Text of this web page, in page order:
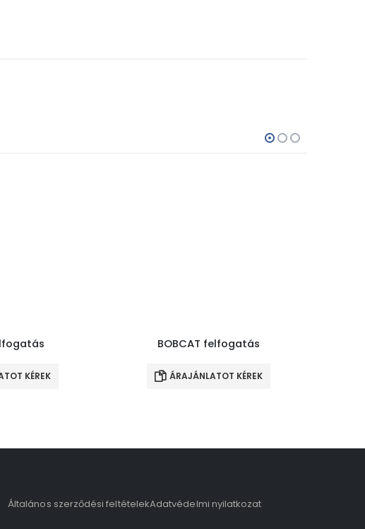
KÉREK
BOBCAT felfogatás
ÁRAJÁNLATOT KÉREK
Általános szerződési feltételekAdatvédelmi nyilatkozat